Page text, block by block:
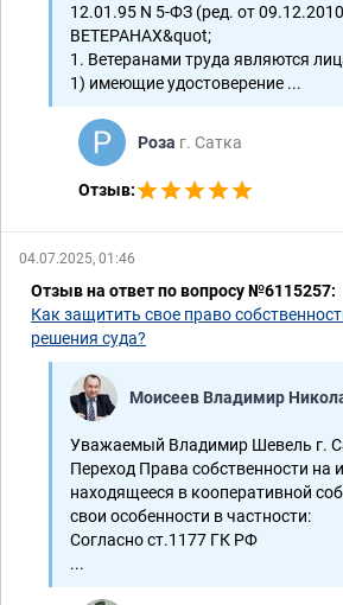
12.01.95 N 5-ФЗ (ред. от
ВЕТЕРАНАХ&quot;
1. Ветеранами труда являются
1) имеющие удостоверение ...
Роза г. Сатка
Отзыв:
04.07.2025, 01:46
Отзыв на ответ по вопросу №6115257:
Как защитить свое право
решения суда?
Моисеев Владимир
Уважаемый Владимир Шевель г.
Переход Права собственности на
находящееся в кооперативной
свои особенности в частности:
Согласно ст.1177 ГК РФ
...